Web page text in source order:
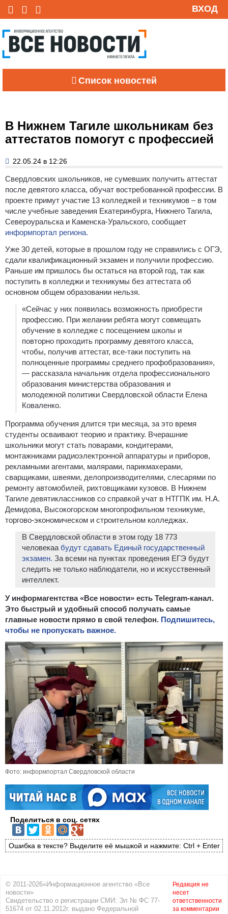
ВХОД
Список новостей
В Нижнем Тагиле школьникам без
аттестатов помогут с профессией
22.05.24 в 12:26
Свердловских школьников, не сумевших получить аттестат
после девятого класса, обучат востребованной профессии. В
проекте примут участие 13 колледжей и техникумов – в том
числе учебные заведения Екатеринбурга, Нижнего Тагила,
Североуральска и Каменска-Уральского, сообщает
информпортал региона.
Уже 30 детей, которые в прошлом году не справились с ОГЭ,
сдали квалификационный экзамен и получили профессию.
Раньше им пришлось бы остаться на второй год, так как
поступить в колледжи и техникумы без аттестата об
основном общем образовании нельзя.
«Сейчас у них появилась возможность приобрести
профессию. При желании ребята могут совмещать
обучение в колледже с посещением школы и
повторно проходить программу девятого класса,
чтобы, получив аттестат, все-таки поступить на
полноценные программы среднего профобразования»,
— рассказала начальник отдела профессионального
образования министерства образования и
молодежной политики Свердловской области Елена
Коваленко.
Программа обучения длится три месяца, за это время
студенты осваивают теорию и практику. Вчерашние
школьники могут стать поварами, кондитерами,
монтажниками радиоэлектронной аппаратуры и приборов,
рекламными агентами, малярами, парикмахерами,
сварщиками, швеями, делопроизводителями, слесарями по
ремонту автомобилей, рихтовщиками кузовов. В Нижнем
Тагиле девятиклассников со справкой учат в НТГПК им. Н.А.
Демидова, Высокогорском многопрофильном техникуме,
торгово-экономическом и строительном колледжах.
В Свердловской области в этом году 18 773
человекаa будут сдавать Единый государственный
экзамен. За всеми на пунктах проведения ЕГЭ будут
следить не только наблюдатели, но и искусственный
интеллект.
У информагентства «Все новости» есть Telegram-канал.
Это быстрый и удобный способ получать самые
главные новости прямо в свой телефон. Подпишитесь,
чтобы не пропускать важное.
Фото: информпортал Свердловской области
Поделиться в соц. сетях
Ошибка в тексте? Выделите её мышкой и нажмите: Ctrl + Enter
© 2011-2026«Информационное агентство «Все
новости»
Свидетельство о регистрации СМИ: Эл № ФС 77-
51674 от 02.11.2012г. выдано Федеральной
Редакция не
несет
ответственности
за комментарии